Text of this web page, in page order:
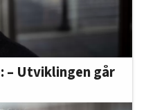
– Utviklingen går